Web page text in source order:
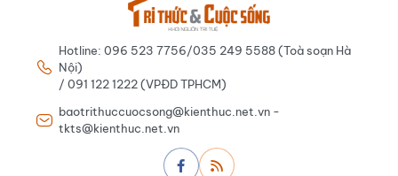
Hotline: 096 523 7756/035 249 5588 (Toà soạn Hà
Nội)
/ 091 122 1222 (VPĐD TPHCM)
baotrithuccuocsong@kienthuc.net.vn -
tkts@kienthuc.net.vn